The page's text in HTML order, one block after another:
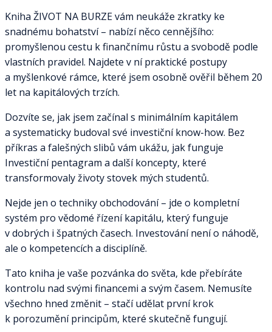
Kniha ŽIVOT NA BURZE vám neukáže zkratky ke
snadnému bohatství – nabízí něco cennějšího:
promyšlenou cestu k finančnímu růstu a svobodě podle
vlastních pravidel. Najdete v ní praktické postupy
a myšlenkové rámce, které jsem osobně ověřil během 20
let na kapitálových trzích.
Dozvíte se, jak jsem začínal s minimálním kapitálem
a systematicky budoval své investiční know-how. Bez
příkras a falešných slibů vám ukážu, jak funguje
Investiční pentagram a další koncepty, které
transformovaly životy stovek mých studentů.
Nejde jen o techniky obchodování – jde o kompletní
systém pro vědomé řízení kapitálu, který funguje
v dobrých i špatných časech. Investování není o náhodě,
ale o kompetencích a disciplíně.
Tato kniha je vaše pozvánka do světa, kde přebíráte
kontrolu nad svými financemi a svým časem. Nemusíte
všechno hned změnit – stačí udělat první krok
k porozumění principům, které skutečně fungují.